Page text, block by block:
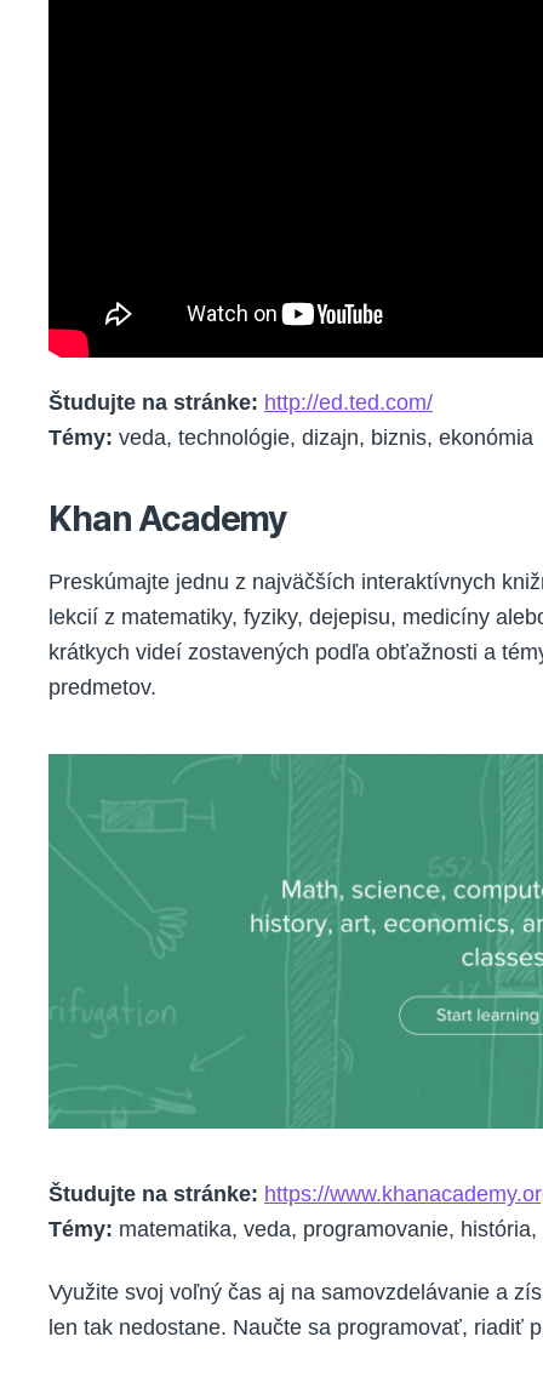
Študujte na stránke: http://ed.ted.com/
Témy: veda, technológie, dizajn, biznis, ekonómia
Khan Academy
Preskúmajte jednu z najväčších interaktívnych
lekcií z matematiky, fyziky, dejepisu, medicíny
krátkych videí zostavených podľa obťažnosti a
predmetov.
Študujte na stránke: https://
Témy: matematika, veda, programovanie,
Využite svoj voľný čas aj na samovzdelávanie a
len tak nedostane. Naučte sa programovať, riadiť